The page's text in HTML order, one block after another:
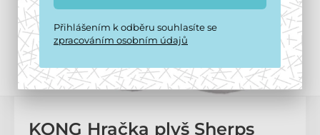
KONG Hračka plyš Sherps
Přihlášením k odběru souhlasíte se
zpracováním osobním údajů